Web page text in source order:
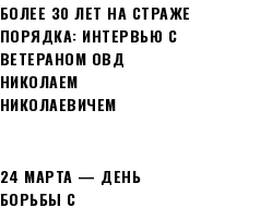
БОЛЕЕ 30 ЛЕТ НА СТРАЖЕ
ПОРЯДКА: ИНТЕРВЬЮ С
ВЕТЕРАНОМ ОВД
НИКОЛАЕМ
НИКОЛАЕВИЧЕМ
24 МАРТА — ДЕНЬ
БОРЬБЫ С